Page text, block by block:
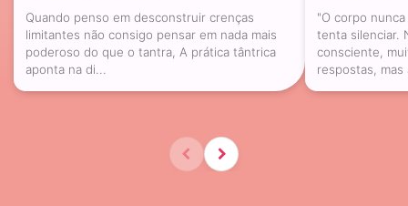
Quando penso em desconstruir crenças
limitantes não consigo pensar em nada mais
poderoso do que o tantra, A prática tântrica
aponta na di...
"O corpo
tenta silenciar.
consciente,
respostas, mas